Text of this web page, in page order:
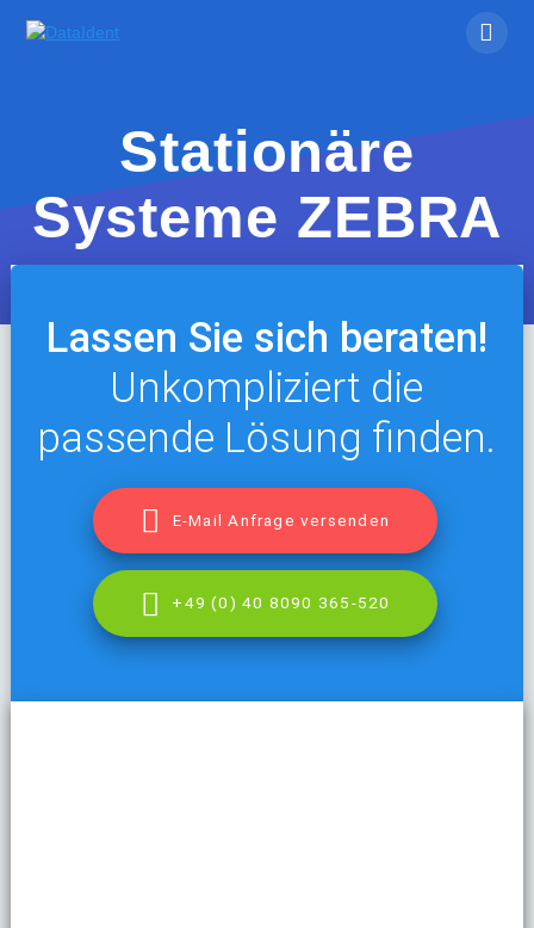
Stationäre
Systeme ZEBRA
Lassen Sie sich beraten!
Unkompliziert die
passende Lösung finden.
E-Mail Anfrage versenden
+49 (0) 40 8090 365-520